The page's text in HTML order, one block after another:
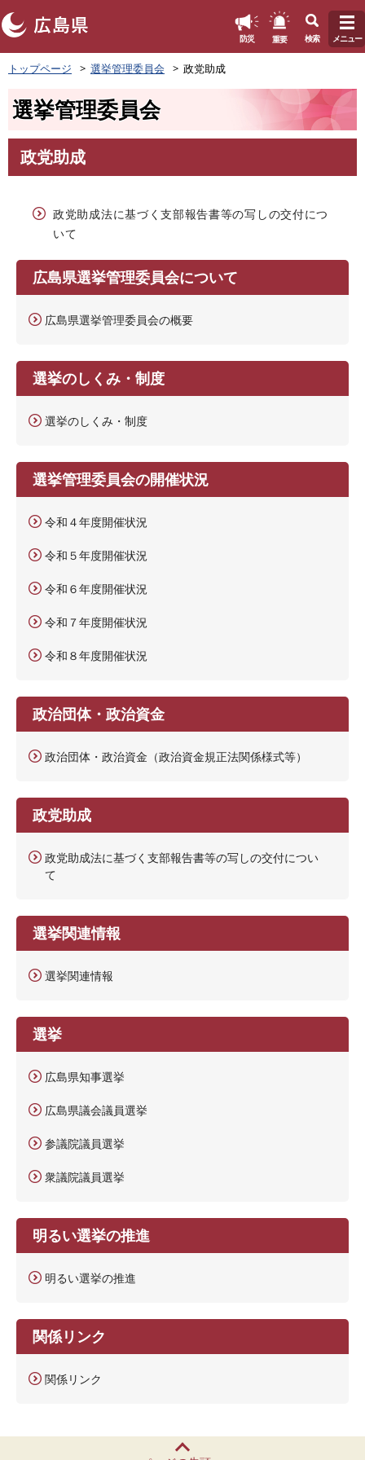
ペ
ー
頭
す
防災 重要 検索 メニュー
トップページ 選挙管理委員会 政党助成
選挙管理委員会
文
政党助成
政党助成法に基づく支部報告書等の写しの交付につ
いて
広島県選挙管理委員会について
広島県選挙管理委員会の概要
選挙のしくみ・制度
選挙のしくみ・制度
選挙管理委員会の開催状況
令和４年度開催状況
令和５年度開催状況
令和６年度開催状況
令和７年度開催状況
令和８年度開催状況
政治団体・政治資金
政治団体・政治資金（政治資金規正法関係様式等）
政党助成
政党助成法に基づく支部報告書等の写しの交付につい
て
選挙関連情報
選挙関連情報
選挙
広島県知事選挙
広島県議会議員選挙
参議院議員選挙
衆議院議員選挙
明るい選挙の推進
明るい選挙の推進
関係リンク
関係リンク